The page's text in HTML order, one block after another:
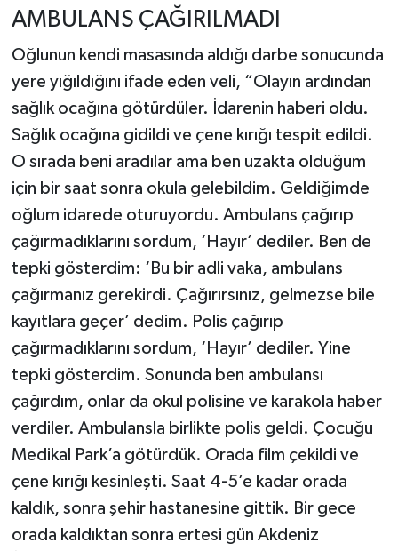
AMBULANS ÇAĞIRILMADI
Oğlunun kendi masasında aldığı darbe sonucunda
yere yığıldığını ifade eden veli, “Olayın ardından
sağlık ocağına götürdüler. İdarenin haberi oldu.
Sağlık ocağına gidildi ve çene kırığı tespit edildi.
O sırada beni aradılar ama ben uzakta olduğum
için bir saat sonra okula gelebildim. Geldiğimde
oğlum idarede oturuyordu. Ambulans çağırıp
çağırmadıklarını sordum, ‘Hayır’ dediler. Ben de
tepki gösterdim: ‘Bu bir adli vaka, ambulans
çağırmanız gerekirdi. Çağırırsınız, gelmezse bile
kayıtlara geçer’ dedim. Polis çağırıp
çağırmadıklarını sordum, ‘Hayır’ dediler. Yine
tepki gösterdim. Sonunda ben ambulansı
çağırdım, onlar da okul polisine ve karakola haber
verdiler. Ambulansla birlikte polis geldi. Çocuğu
Medikal Park’a götürdük. Orada film çekildi ve
çene kırığı kesinleşti. Saat 4-5’e kadar orada
kaldık, sonra şehir hastanesine gittik. Bir gece
orada kaldıktan sonra ertesi gün Akdeniz